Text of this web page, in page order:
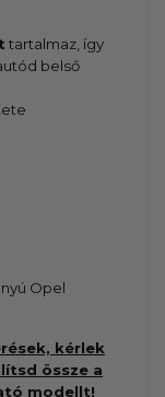
tartalmaz, így
belső
Opel
kérlek
össze a
modellt!